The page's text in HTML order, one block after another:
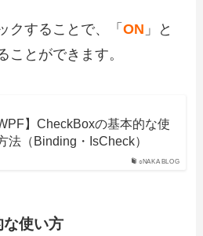
クすることで、「ON 」と
ことができます。
○NAKA BLOG
WPF】CheckBoxの基本的な使
法（Binding・IsCheck）
使い方